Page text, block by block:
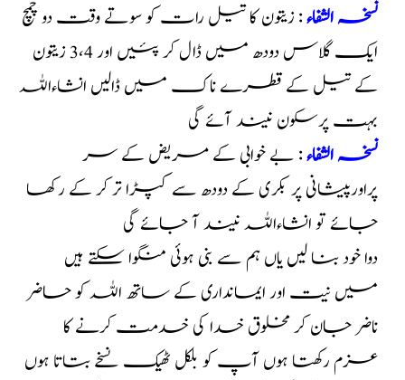
نسخہ الشفاء: زیتون کا تیل رات کو سوتے وقت دو چمچ
ایک گلاس دودھ میں ڈال کر پئیں اور 3،4 زیتون
کے تیل کے قطرے ناک میں ڈالیں انشاءاللہ
بہت پرسکون نیند آئے گی
نسخہ الشفاء: بے خوابی کے مریض کے سر
پراورپیشانی پر بکری کے دودھ سے کپڑا تر کر کے رکھا
جائے تو انشاءاللہ نیند آ جائے گی
دوا خود بنا لیں یاں ہم سے بنی ہوئی منگوا سکتے ہیں
میں نیت اور ایمانداری کے ساتھ اللہ کو حاضر
ناضر جان کر مخلوق خدا کی خدمت کرنے کا
عزم رکھتا ہوں آپ کو بلکل ٹھیک نسخے بتاتا ہوں